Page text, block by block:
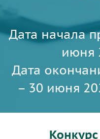
Дата начала
июня
Дата
– 30 июня